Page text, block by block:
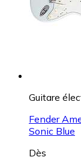
Guitare
Fender
Sonic Blue
Dès